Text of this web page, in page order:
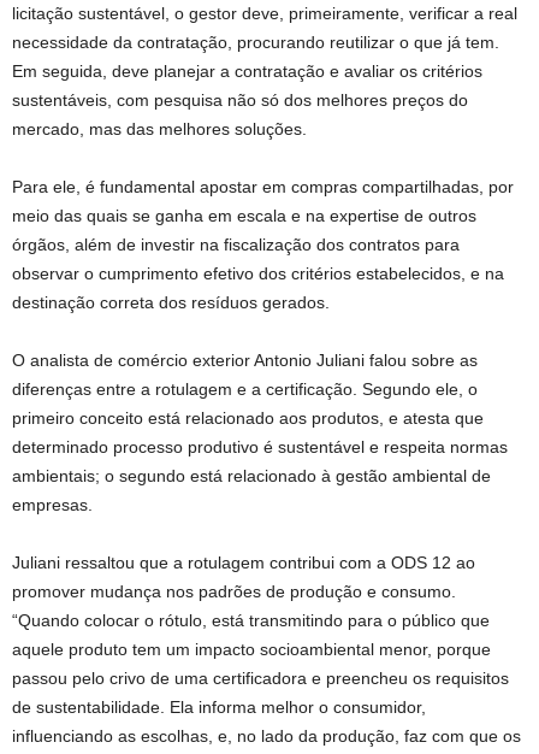
licitação sustentável, o gestor deve, primeiramente, verificar a real
necessidade da contratação, procurando reutilizar o que já tem.
Em seguida, deve planejar a contratação e avaliar os critérios
sustentáveis, com pesquisa não só dos melhores preços do
mercado, mas das melhores soluções.
Para ele, é fundamental apostar em compras compartilhadas, por
meio das quais se ganha em escala e na expertise de outros
órgãos, além de investir na fiscalização dos contratos para
observar o cumprimento efetivo dos critérios estabelecidos, e na
destinação correta dos resíduos gerados.
O analista de comércio exterior Antonio Juliani falou sobre as
diferenças entre a rotulagem e a certificação. Segundo ele, o
primeiro conceito está relacionado aos produtos, e atesta que
determinado processo produtivo é sustentável e respeita normas
ambientais; o segundo está relacionado à gestão ambiental de
empresas.
Juliani ressaltou que a rotulagem contribui com a ODS 12 ao
promover mudança nos padrões de produção e consumo.
“Quando colocar o rótulo, está transmitindo para o público que
aquele produto tem um impacto socioambiental menor, porque
passou pelo crivo de uma certificadora e preencheu os requisitos
de sustentabilidade. Ela informa melhor o consumidor,
influenciando as escolhas, e, no lado da produção, faz com que os